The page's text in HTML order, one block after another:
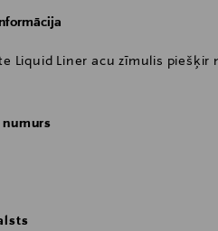
Liquid Liner acu zīmulis